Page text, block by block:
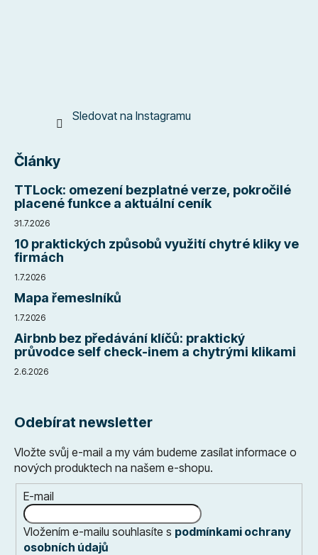
Sledovat na Instagramu
Články
TTLock: omezení bezplatné verze, pokročilé
placené funkce a aktuální ceník
31.7.2026
10 praktických způsobů využití chytré kliky ve
firmách
1.7.2026
Mapa řemeslníků
1.7.2026
Airbnb bez předávání klíčů: praktický
průvodce self check-inem a chytrými klikami
2.6.2026
Odebírat newsletter
Vložte svůj e-mail a my vám budeme zasílat informace o
nových produktech na našem e-shopu.
E-mail
Vložením e-mailu souhlasíte s podmínkami ochrany
osobních údajů